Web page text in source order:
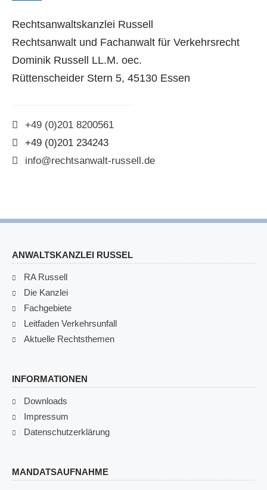
Rechtsanwaltskanzlei Russell
Rechtsanwalt und Fachanwalt für Verkehrsrecht
Dominik Russell LL.M. oec.
Rüttenscheider Stern 5, 45130 Essen
+49 (0)201 8200561
+49 (0)201 234243
info@rechtsanwalt-russell.de
ANWALTSKANZLEI RUSSEL
RA Russell
Die Kanzlei
Fachgebiete
Leitfaden Verkehrsunfall
Aktuelle Rechtsthemen
INFORMATIONEN
Downloads
Impressum
Datenschutzerklärung
MANDATSAUFNAHME